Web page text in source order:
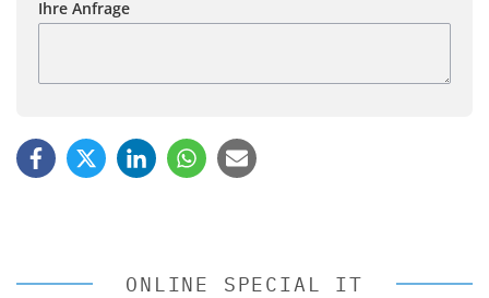
Ihre Anfrage
ONLINE SPECIAL IT